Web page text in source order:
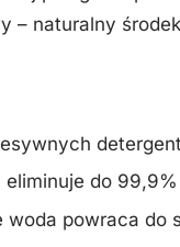
– naturalny
do
woda powraca